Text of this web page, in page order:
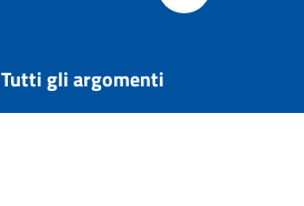
Tutti gli argomenti